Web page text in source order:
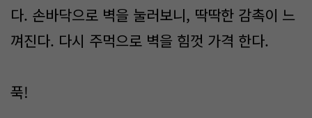
다. 손바닥으로 벽을 눌러보니, 딱딱한 감촉이 느
껴진다. 다시 주먹으로 벽을 힘껏 가격 한다.
푹!